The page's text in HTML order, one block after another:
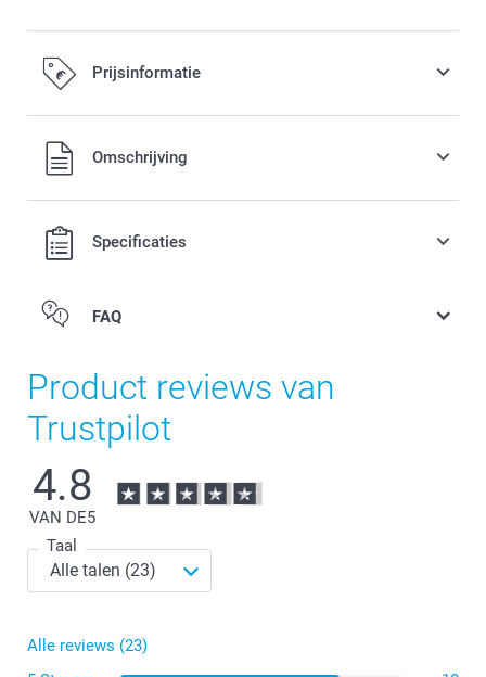
Prijsinformatie
Alle prijzen zijn in EURO (€) inclusief BTW en exclusief
verzendkosten.Omschrijving
Specificaties
FAQ
Product reviews van
Trustpilot
4.8
VAN DE5
Taal
Alle reviews (23)